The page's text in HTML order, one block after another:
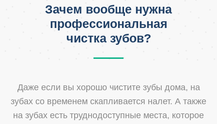
Зачем вообще нужна
профессиональная
чистка зубов?
Даже если вы хорошо чистите зубы дома, на
зубах со временем скапливается налет. А также
на зубах есть труднодоступные места, которое